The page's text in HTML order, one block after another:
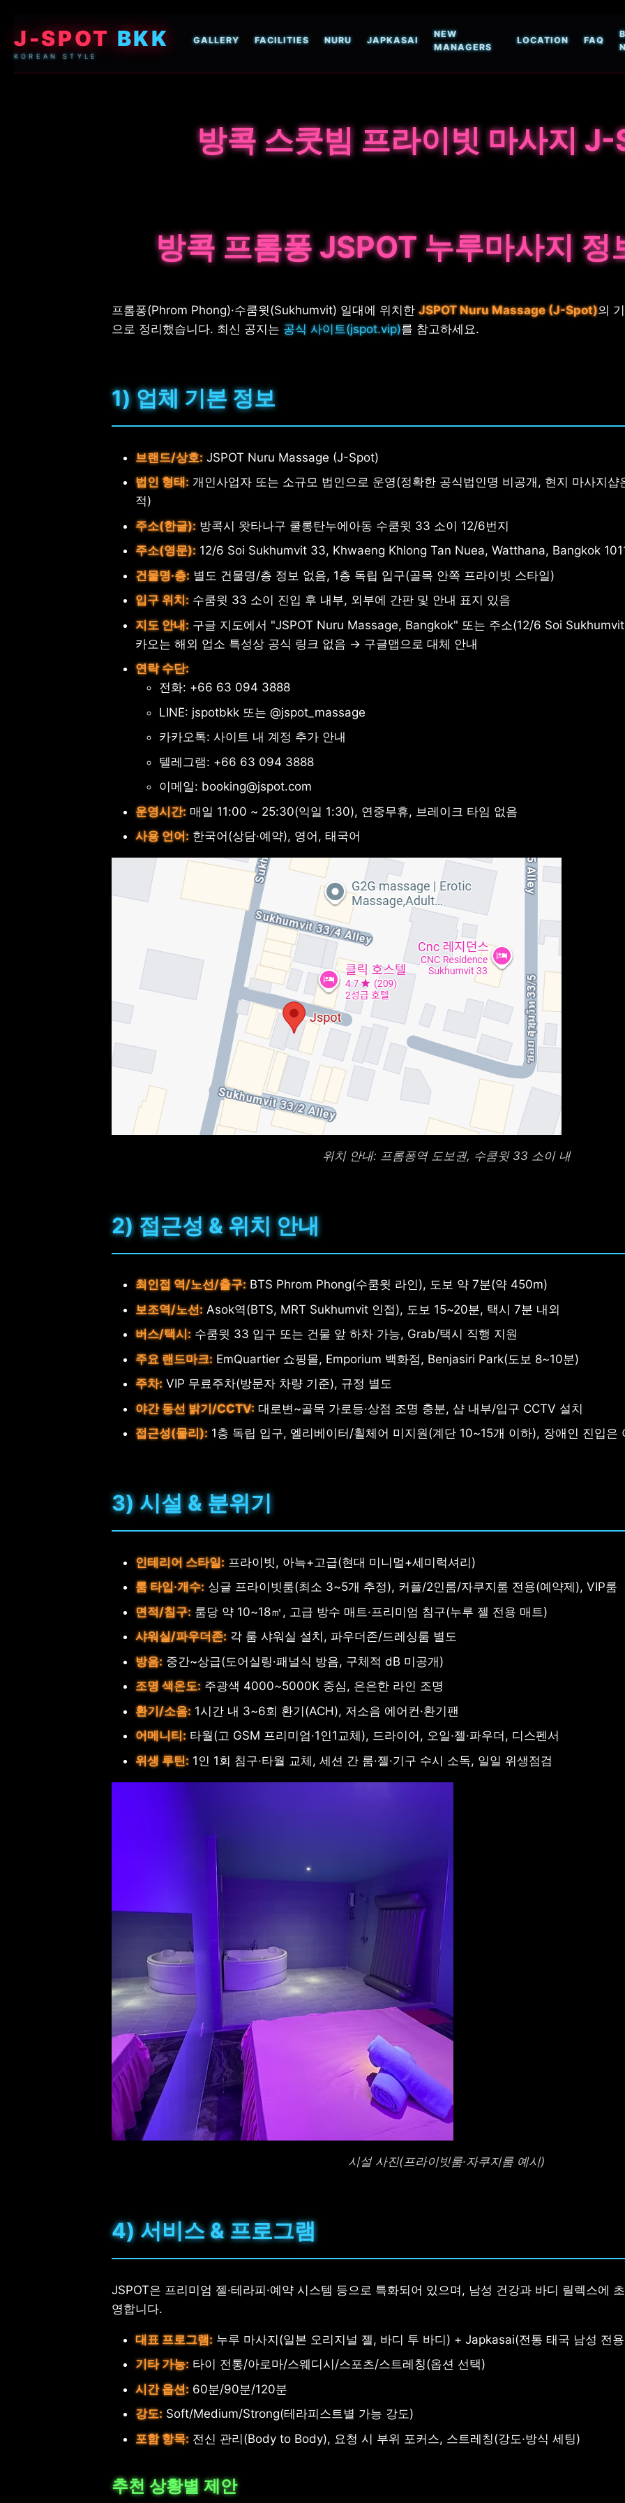
J-SPOT BKK
KOREAN STYLE
GALLERY FACILITIES NURU JAPKASAI
NEW
MANAGERS
LOCATION FAQ
방콕 스쿳빔 프라이빗 마사지 J-
방콕 프롬퐁 JSPOT 누루마사지 정
프롬퐁(Phrom Phong)·수쿰윗(Sukhumvit) 일대에 위치한JSPOT Nuru Massage (J-Spot)의
으로 정리했습니다. 최신 공지는 공식 사이트(jspot.vip)를 참고하세요.
1) 업체 기본 정보
브랜드/상호: JSPOT Nuru Massage (J-Spot)
법인 형태: 개인사업자 또는 소규모 법인으로 운영(정확한 공식법인명 비공개, 현지 마사지샵
적)
주소(한글): 방콕시 왓타나구 쿨롱탄누에아동 수쿰윗 33 소이 12/6번지
주소(영문): 12/6 Soi Sukhumvit 33, Khwaeng Khlong Tan Nuea, Watthana, Bangkok
건물명·층: 별도 건물명/층 정보 없음, 1층 독립 입구(골목 안쪽 프라이빗 스타일)
입구 위치: 수쿰윗 33 소이 진입 후 내부, 외부에 간판 및 안내 표지 있음
지도 안내: 구글 지도에서 "JSPOT Nuru Massage, Bangkok" 또는 주소(12/6 Soi
카오는 해외 업소 특성상 공식 링크 없음 → 구글맵으로 대체 안내
연락 수단:
전화: +66 63 094 3888
LINE: jspotbkk 또는 @jspot_massage
카카오톡: 사이트 내 계정 추가 안내
텔레그램: +66 63 094 3888
이메일: booking@jspot.com
운영시간: 매일 11:00 ~ 25:30(익일 1:30), 연중무휴, 브레이크 타임 없음
사용 언어: 한국어(상담·예약), 영어, 태국어
위치 안내: 프롬퐁역 도보권, 수쿰윗 33 소이 내
2) 접근성 & 위치 안내
최인접 역/노선/출구: BTS Phrom Phong(수쿰윗 라인), 도보 약 7분(약 450m)
보조역/노선: Asok역(BTS, MRT Sukhumvit 인접), 도보 15~20분, 택시 7분 내외
버스/택시: 수쿰윗 33 입구 또는 건물 앞 하차 가능, Grab/택시 직행 지원
주요 랜드마크: EmQuartier 쇼핑몰, Emporium 백화점, Benjasiri Park(도보 8~10분)
주차: VIP 무료주차(방문자 차량 기준), 규정 별도
야간 동선 밝기/CCTV: 대로변~골목 가로등·상점 조명 충분, 샵 내부/입구 CCTV 설치
접근성(물리): 1층 독립 입구, 엘리베이터/휠체어 미지원(계단 10~15개 이하), 장애인 진입은
3) 시설 & 분위기
인테리어 스타일: 프라이빗, 아늑+고급(현대 미니멀+세미럭셔리)
룸 타입·개수: 싱글 프라이빗룸(최소 3~5개 추정), 커플/2인룸/자쿠지룸 전용(예약제), VIP룸
면적/침구: 룸당 약 10~18㎡, 고급 방수 매트·프리미엄 침구(누루 젤 전용 매트)
샤워실/파우더존: 각 룸 샤워실 설치, 파우더존/드레싱룸 별도
방음: 중간~상급(도어실링·패널식 방음, 구체적 dB 미공개)
조명 색온도: 주광색 4000~5000K 중심, 은은한 라인 조명
환기/소음: 1시간 내 3~6회 환기(ACH), 저소음 에어컨·환기팬
어메니티: 타월(고 GSM 프리미엄·1인1교체), 드라이어, 오일·젤·파우더, 디스펜서
위생 루틴: 1인 1회 침구·타월 교체, 세션 간 룸·젤·기구 수시 소독, 일일 위생점검
시설 사진(프라이빗룸·자쿠지룸 예시)
4) 서비스 & 프로그램
JSPOT은 프리미엄 젤·테라피·예약 시스템 등으로 특화되어 있으며, 남성 건강과 바디 릴렉스에
영합니다.
대표 프로그램: 누루 마사지(일본 오리지널 젤, 바디 투 바디) + Japkasai(전통 태국 남성 전
기타 가능: 타이 전통/아로마/스웨디시/스포츠/스트레칭(옵션 선택)
시간 옵션: 60분/90분/120분
강도: Soft/Medium/Strong(테라피스트별 가능 강도)
포함 항목: 전신 관리(Body to Body), 요청 시 부위 포커스, 스트레칭(강도·방식 세팅)
추천 상황별 제안